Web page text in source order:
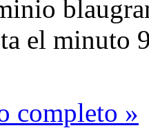
el minuto
completo »